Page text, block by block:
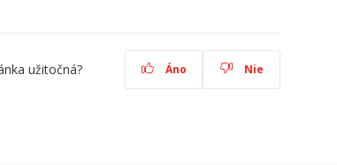
užitočná? Áno Nie